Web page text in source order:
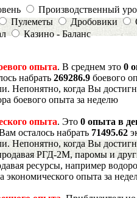
Производственный
Пулеметы Дробовики
Казино - Баланс
опыта. В среднем это 0
набрать 269286.9 боевого
Непонятно, когда Вы
боевого опыта за неделю
опыта. Это 0 опыта в
осталось набрать 71495.62
Непонятно, когда Вы
РГД-2М, паромы и
ресурсы, например
экономического опыта за